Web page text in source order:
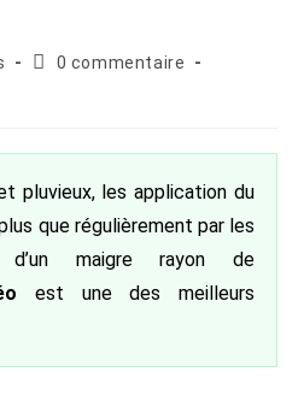
Commentaires
0 commentaire
pluvieux, les application du
que régulièrement par les
d’un maigre rayon de
est une des meilleurs